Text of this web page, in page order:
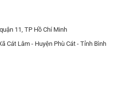
11, TP Hồ Chí Minh
Cát Lâm - Huyện Phù Cát - Tỉnh Bình